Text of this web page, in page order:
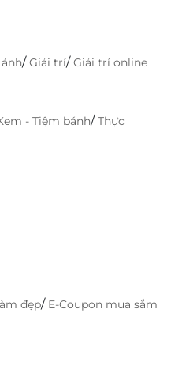
/Giải trí/Giải trí online
- Tiệm bánh/Thực
đẹp/ E-Coupon mua sắm